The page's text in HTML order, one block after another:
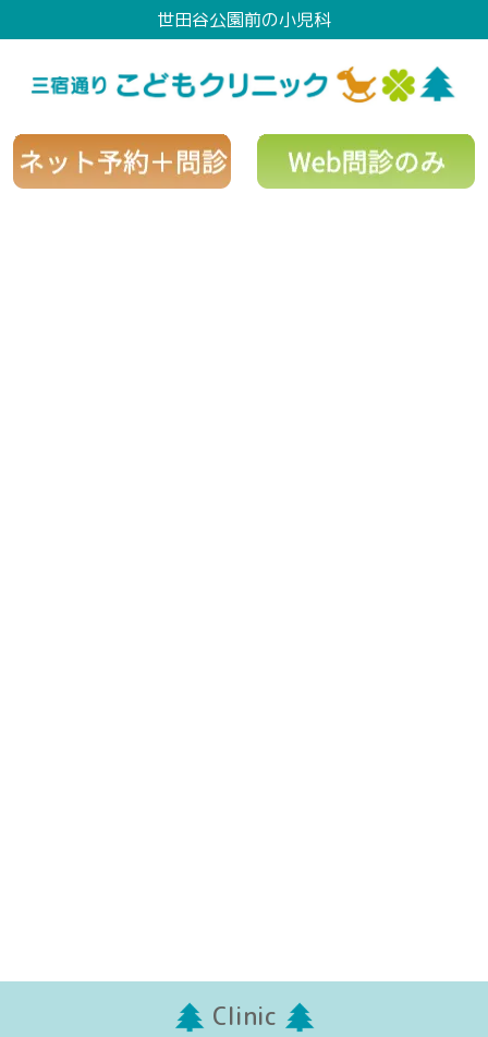
世田谷公園前の小児科
Clinic